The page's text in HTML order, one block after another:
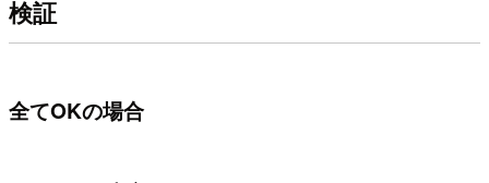
検証
全てOKの場合